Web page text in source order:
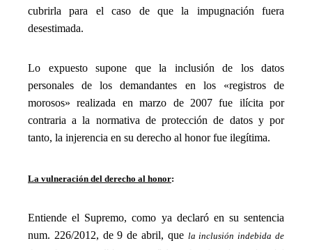
cubrirla para el caso de que la impugnación fuera
desestimada.
Lo expuesto supone que la inclusión de los datos
personales de los demandantes en los «registros de
morosos» realizada en marzo de 2007 fue ilícita por
contraria a la normativa de protección de datos y por
tanto, la injerencia en su derecho al honor fue ilegítima.
La vulneración del derecho al honor:
Entiende el Supremo, como ya declaró en su sentencia
num. 226/2012, de 9 de abril, que la inclusión indebida de